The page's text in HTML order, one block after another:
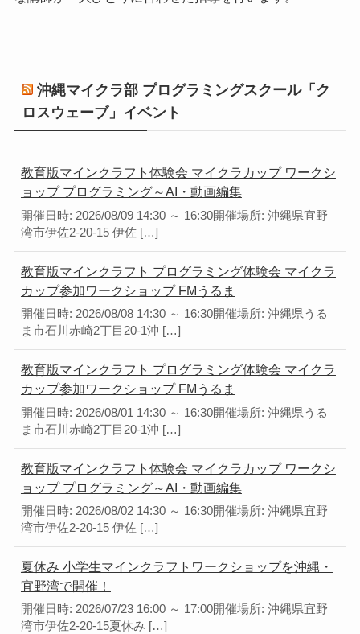
沖縄マイクラ部 プログラミングスクール「ク
ロスウェーブ」イベント
教育版マインクラフト体験会 マイクラカップ ワークシ
ョップ プログラミング～AI・動画編集
開催日時: 2026/08/09 14:30 ～ 16:30開催場所: 沖縄県宜野
湾市伊佐2-20-15 伊佐 […]
教育版マインクラフト プログラミング体験会 マイクラ
カップ参加ワークショップ FMうるま
開催日時: 2026/08/08 14:30 ～ 16:30開催場所: 沖縄県うる
ま市石川赤崎2丁目20-1沖 […]
教育版マインクラフト プログラミング体験会 マイクラ
カップ参加ワークショップ FMうるま
開催日時: 2026/08/01 14:30 ～ 16:30開催場所: 沖縄県うる
ま市石川赤崎2丁目20-1沖 […]
教育版マインクラフト体験会 マイクラカップ ワークシ
ョップ プログラミング～AI・動画編集
開催日時: 2026/08/02 14:30 ～ 16:30開催場所: 沖縄県宜野
湾市伊佐2-20-15 伊佐 […]
夏休み 小学生マインクラフトワークショップを沖縄・
宜野湾で開催！
開催日時: 2026/07/23 16:00 ～ 17:00開催場所: 沖縄県宜野
湾市伊佐2-20-15夏休み […]